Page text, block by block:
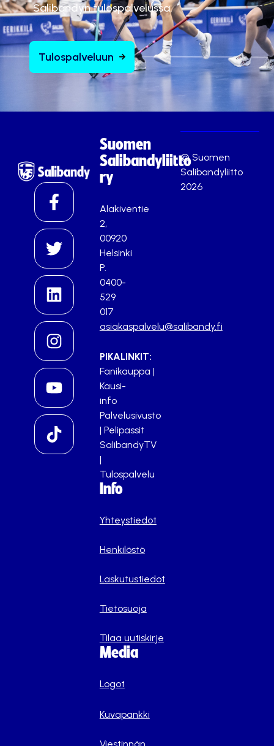
Salibandyn tulospalvelussa.
Tulospalveluun
Suomen
Salibandyliitto
ry
Alakiventie
2,
00920
Helsinki
P.
0400-
529
017
asiakaspalvelu@salibandy.fi
PIKALINKIT:
Fanikauppa |
Kausi-
info
Palvelusivusto
| Pelipassit
SalibandyTV
|
Tulospalvelu
Info
Yhteystiedot
Henkilöstö
Laskutustiedot
Tietosuoja
Tilaa uutiskirje
Media
Logot
Kuvapankki
Viestinnän
© Suomen
Salibandyliitto
2026